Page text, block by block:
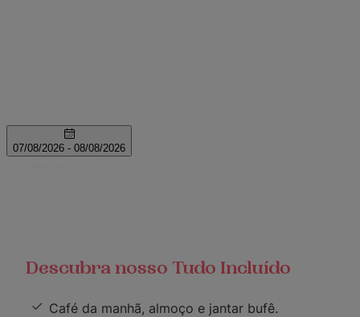
Descubra nosso Tudo Incluído
Café da manhã, almoço e jantar bufê.